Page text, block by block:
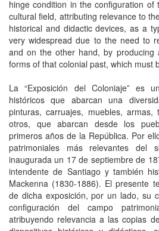
hinge condition in the configuration of
cultural field, attributing relevance to
historical and didactic devices, as a
very widespread due to the need to
and on the other hand, by producing
forms of that colonial past, which must
La “Exposición del Coloniaje” es
históricos que abarcan una
pinturas, carruajes, muebles, armas,
otros, que abarcan desde los
primeros años de la República. Por
patrimoniales más relevantes del
inaugurada un 17 de septiembre de
intendente de Santiago y también
Mackenna (1830-1886). El presente
de dicha exposición, por un lado, su
configuración del campo
atribuyendo relevancia a las copias